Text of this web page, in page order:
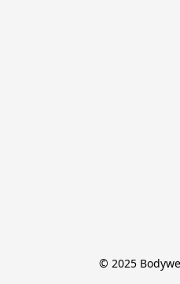
© 2025